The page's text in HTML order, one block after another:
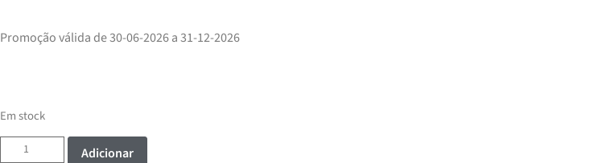
Promoção válida de 30-06-2026 a 31-12-2026
Em stock
Adicionar